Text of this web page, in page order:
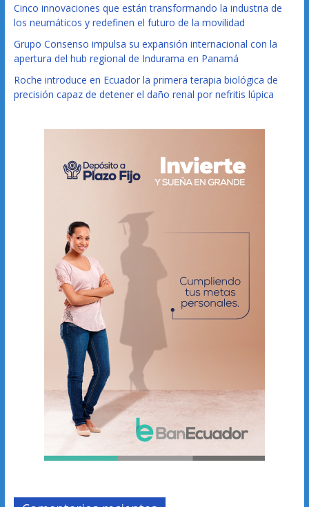
Cinco innovaciones que están transformando la industria de
los neumáticos y redefinen el futuro de la movilidad
Grupo Consenso impulsa su expansión internacional con la
apertura del hub regional de Indurama en Panamá
Roche introduce en Ecuador la primera terapia biológica de
precisión capaz de detener el daño renal por nefritis lúpica